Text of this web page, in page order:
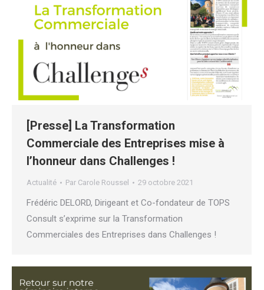
[Presse] La Transformation
Commerciale des Entreprises mise à
l’honneur dans Challenges !
Actualité Par Carole Roussel 29 octobre 2021
Frédéric DELORD, Dirigeant et Co-fondateur de TOPS
Consult s’exprime sur la Transformation
Commerciales des Entreprises dans Challenges !